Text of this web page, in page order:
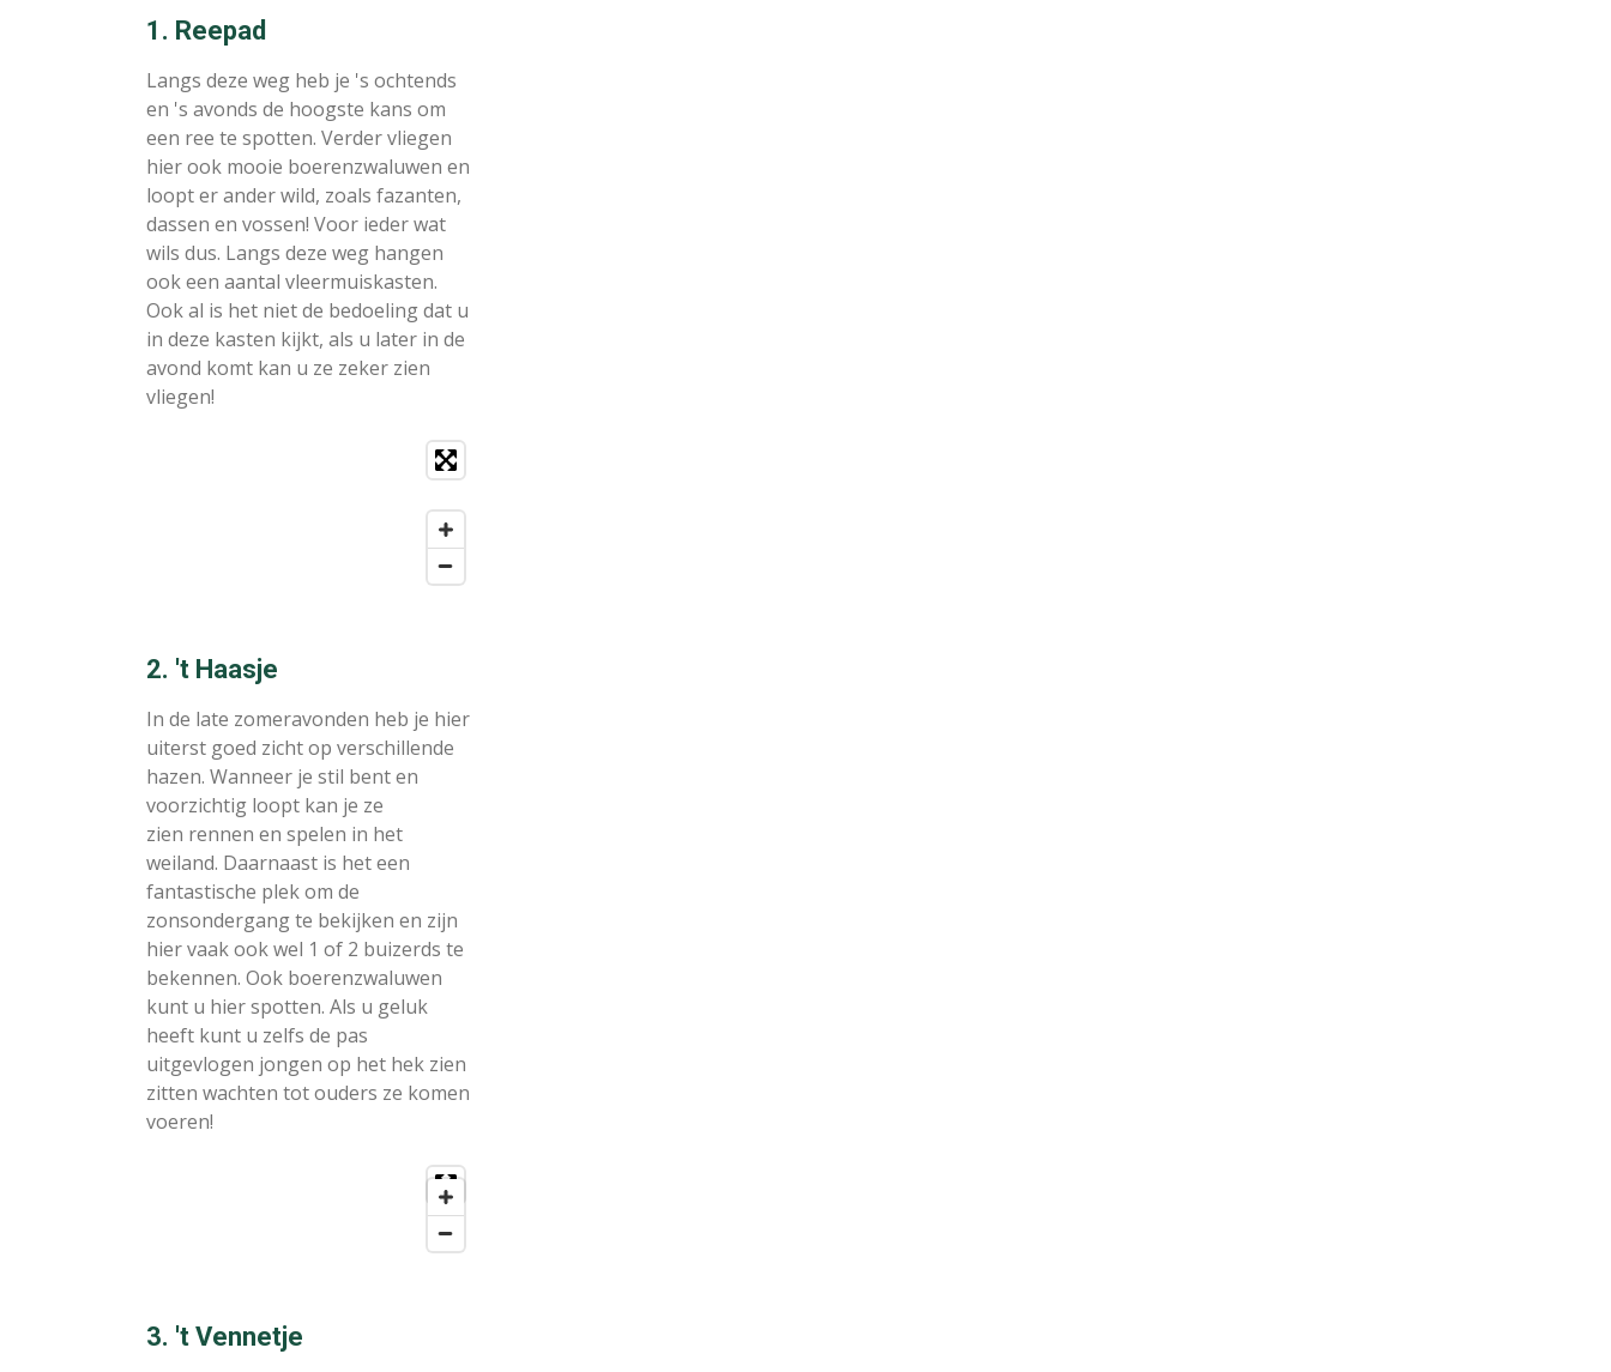
1. Reepad
Langs deze weg heb je 's ochtends
en 's avonds de hoogste kans om
een ree te spotten. Verder vliegen
hier ook mooie boerenzwaluwen en
loopt er ander wild, zoals fazanten,
dassen en vossen! Voor ieder wat
wils dus. Langs deze weg hangen
ook een aantal vleermuiskasten.
Ook al is het niet de bedoeling dat u
in deze kasten kijkt, als u later in de
avond komt kan u ze zeker zien
vliegen!
2. 't Haasje
In de late zomeravonden heb je hier
uiterst goed zicht op verschillende
hazen. Wanneer je stil bent en
voorzichtig loopt kan je ze
zien rennen en spelen in het
weiland. Daarnaast is het een
fantastische plek om de
zonsondergang te bekijken en zijn
hier vaak ook wel 1 of 2 buizerds te
bekennen. Ook boerenzwaluwen
kunt u hier spotten. Als u geluk
heeft kunt u zelfs de pas
uitgevlogen jongen op het hek zien
zitten wachten tot ouders ze komen
voeren!
3. 't Vennetje